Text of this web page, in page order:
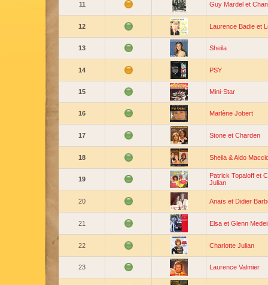
11 Guy Mardel et
12 Laurence Badie et
13 Sheila
14 PSY
15 Mini-Star
16 Marlène Jobert
17 Stone et Charden
18 Sheila & Aldo
19
Patrick Topaloff et
Julian
20 Anaïs et Didier
21 Elsa et Glenn
22 Charlotte Julian
23 Laurence Valmier